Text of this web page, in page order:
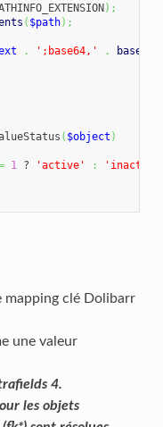
) ;
( $path) ;
. ';base64,' .
( $object )
1 ? 'active' :
clé Dolibarr
une valeur
4.
les objets